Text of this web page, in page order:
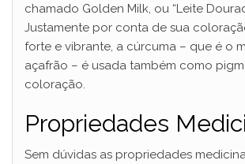
chamado Golden Milk, ou “Leite
Justamente por conta de sua
forte e vibrante, a cúrcuma – que é o
açafrão – é usada também como
coloração.
Propriedades
Sem dúvidas as propriedades